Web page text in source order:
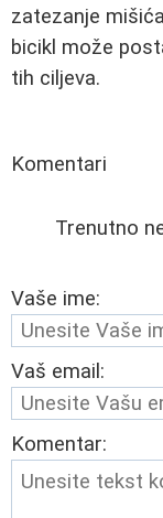
zatezanje
bicikl može
tih ciljeva.
Komentari
Trenutno
Vaše ime:
Vaš email:
Komentar: